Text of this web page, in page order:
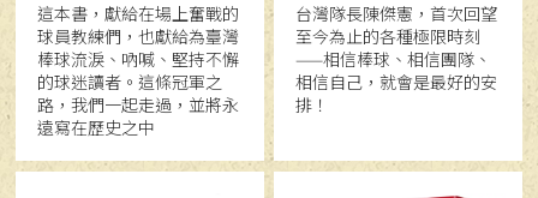
這本書，獻給在場上奮戰的
球員教練們，也獻給為臺灣
棒球流淚、吶喊、堅持不懈
的球迷讀者。這條冠軍之
路，我們一起走過，並將永
遠寫在歷史之中
台灣隊長陳傑憲，首次回望
至今為止的各種極限時刻
——相信棒球、相信團隊、
相信自己，就會是最好的安
排！